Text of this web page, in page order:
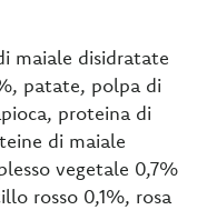
maiale disidratate
patate, polpa di
proteina di
di maiale
vegetale 0,7%
rosso 0,1%, rosa